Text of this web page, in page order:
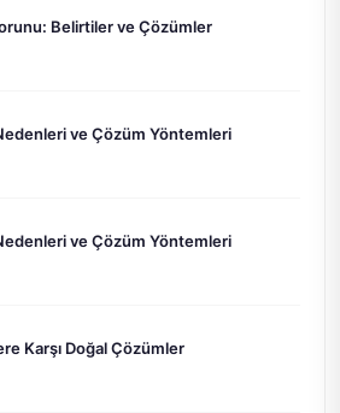
Belirtiler ve Çözümler
ve Çözüm Yöntemleri
ve Çözüm Yöntemleri
Karşı Doğal Çözümler